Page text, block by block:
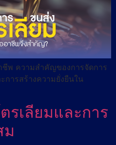
ชีพ ความสำคัญของการจัดการ
การสร้างความยั่งยืนใน
รเลียมและการ
ม